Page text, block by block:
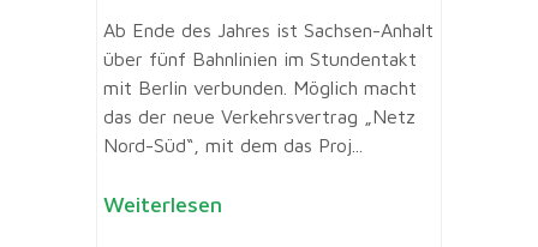
Ab Ende des Jahres ist Sachsen-Anhalt
über fünf Bahnlinien im Stundentakt
mit Berlin verbunden. Möglich macht
das der neue Verkehrsvertrag „Netz
Nord-Süd“, mit dem das Proj...
Weiterlesen